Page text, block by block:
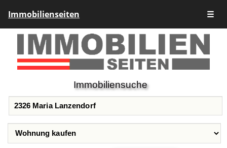
Immobilienseiten ☰
Immobiliensuche